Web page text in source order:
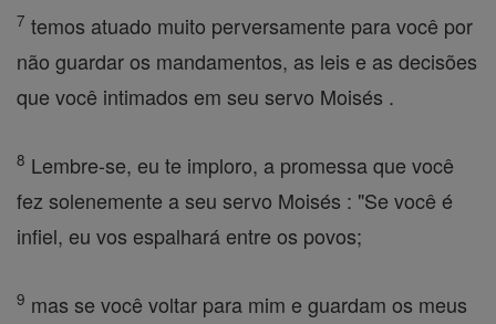
7 temos atuado muito perversamente para você por
não guardar os mandamentos, as leis e as decisões
que você intimados em seu servo Moisés .
8 Lembre-se, eu te imploro, a promessa que você
fez solenemente a seu servo Moisés : "Se você é
infiel, eu vos espalhará entre os povos;
9 mas se você voltar para mim e guardam os meus